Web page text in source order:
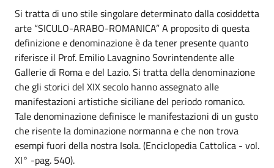
Si tratta di uno stile singolare determinato dalla cosiddetta
arte “SICULO-ARABO-ROMANICA” A proposito di questa
definizione e denominazione è da tener presente quanto
riferisce il Prof. Emilio Lavagnino Sovrintendente alle
Gallerie di Roma e del Lazio. Si tratta della denominazione
che gli storici del XIX secolo hanno assegnato alle
manifestazioni artistiche siciliane del periodo romanico.
Tale denominazione definisce le manifestazioni di un gusto
che risente la dominazione normanna e che non trova
esempi fuori della nostra Isola. (Enciclopedia Cattolica - vol.
XI° -pag. 540).